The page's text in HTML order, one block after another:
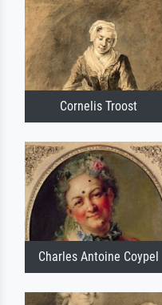
Cornelis Troost
Charles Antoine Coypel